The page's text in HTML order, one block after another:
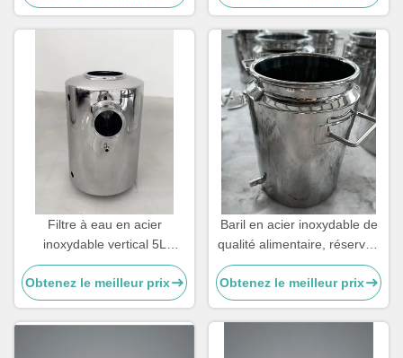
Filtre à eau en acier
inoxydable vertical 5L
séparateur d'eau de lait sur
mesure
Obtenez le meilleur prix
Baril en acier inoxydable de
qualité alimentaire, réservoir
vertical de stockage de lait
5L
Obtenez le meilleur prix